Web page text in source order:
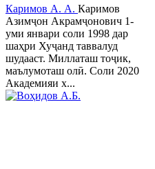
Каримов А. А. Каримов
Азимҷон Акрамҷонович 1-
уми январи соли 1998 дар
шаҳри Хуҷанд таввалуд
шудааст. Миллаташ тоҷик,
маълумоташ олӣ. Соли 2020
Академияи х...